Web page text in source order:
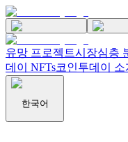
유망 프로젝트시장심층
데이 NFTs코인투데이 소
한국어